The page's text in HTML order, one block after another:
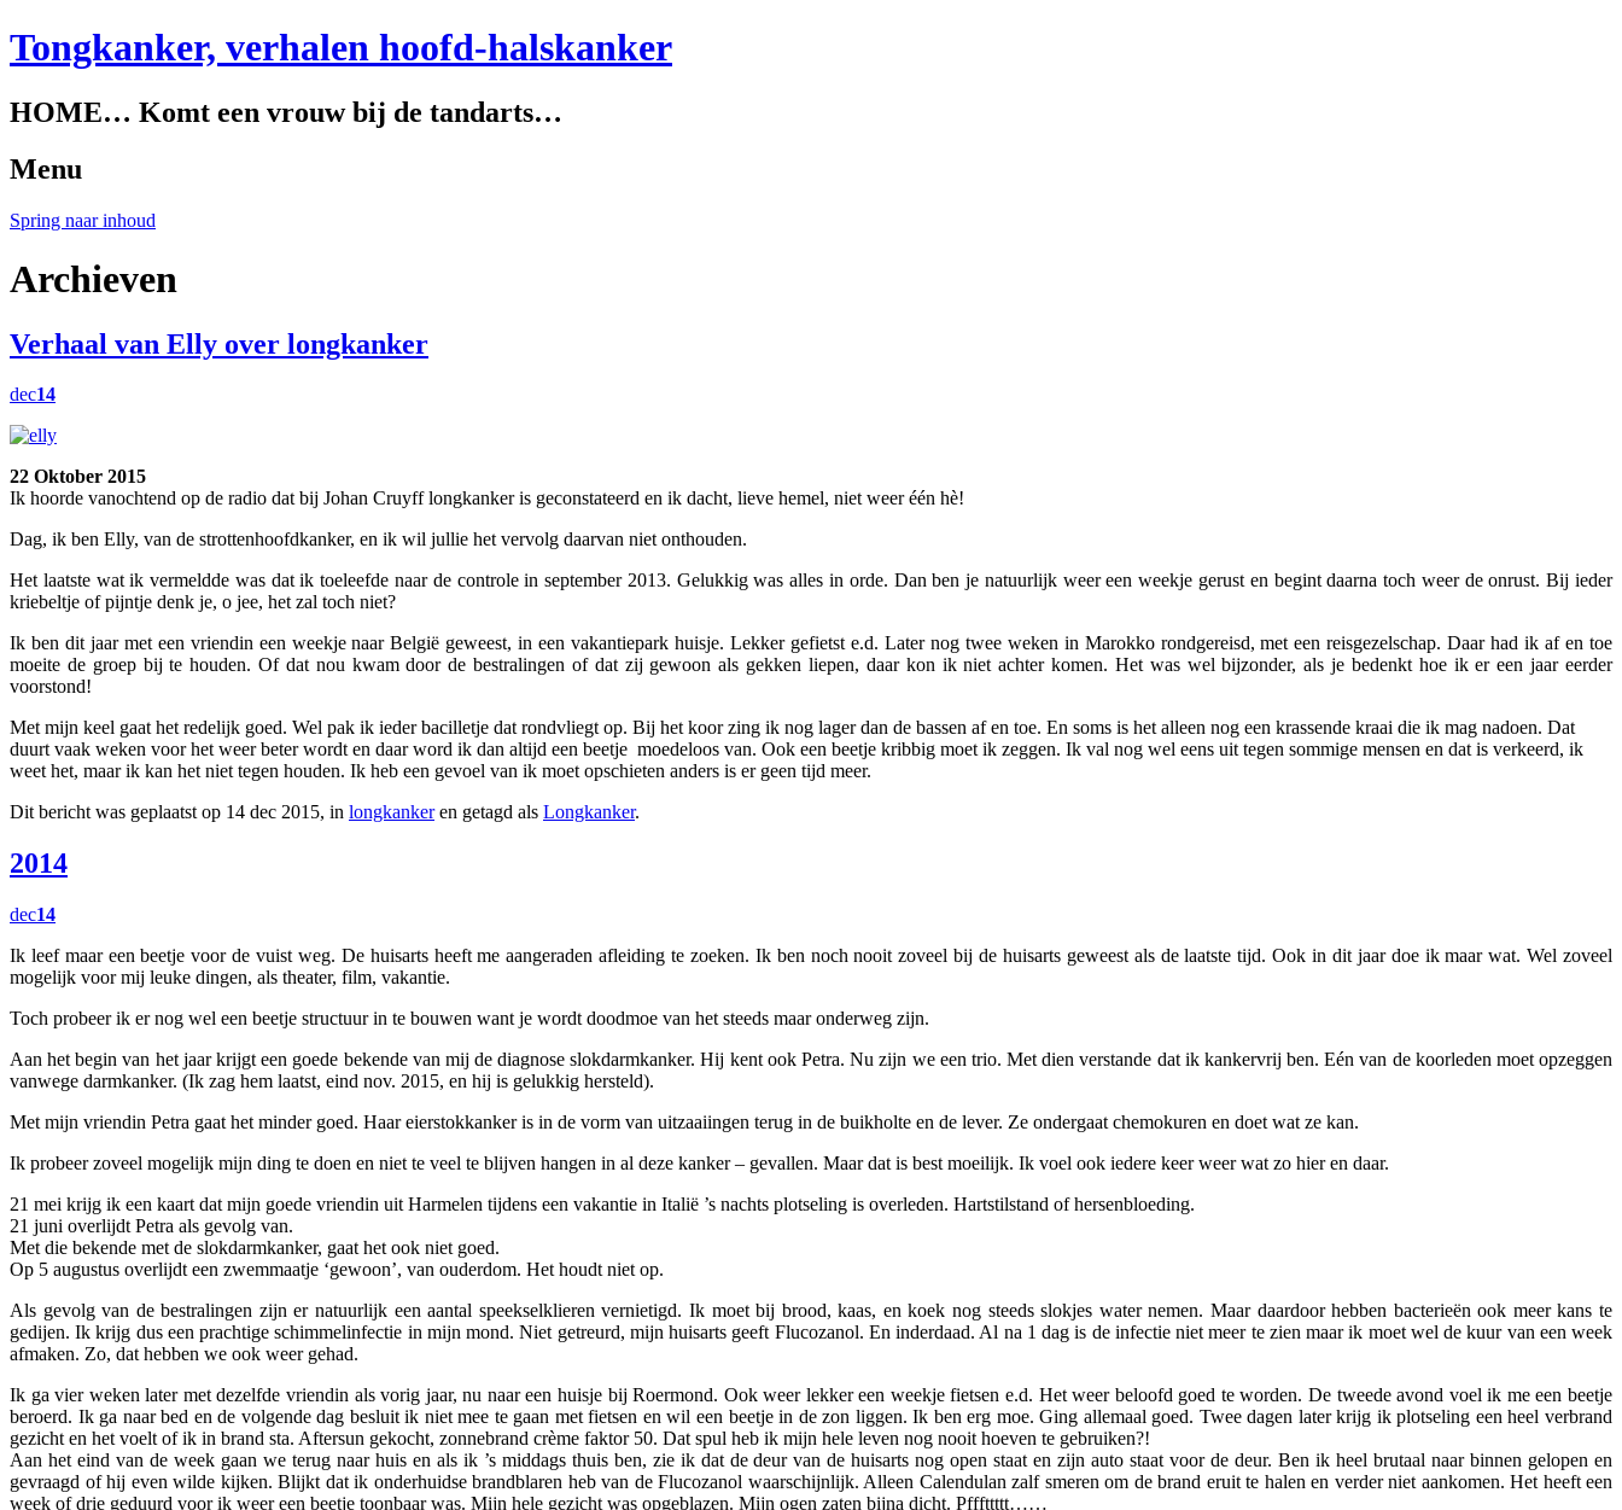
Tongkanker, verhalen hoofd-halskanker
HOME… Komt een vrouw bij de tandarts…
Menu
Spring naar inhoud
Archieven
Verhaal van Elly over longkanker
dec14
22 Oktober 2015
Ik hoorde vanochtend op de radio dat bij Johan Cruyff longkanker is geconstateerd en ik dacht, lieve hemel, niet weer één hè!
Dag, ik ben Elly, van de strottenhoofdkanker, en ik wil jullie het vervolg daarvan niet onthouden.
Het laatste wat ik vermeldde was dat ik toeleefde naar de controle in september 2013. Gelukkig was alles in orde. Dan ben je natuurlijk weer een weekje gerust en begint daarna toch weer de onrust. Bij ieder
kriebeltje of pijntje denk je, o jee, het zal toch niet?
Ik ben dit jaar met een vriendin een weekje naar België geweest, in een vakantiepark huisje. Lekker gefietst e.d. Later nog twee weken in Marokko rondgereisd, met een reisgezelschap. Daar had ik af en toe
moeite de groep bij te houden. Of dat nou kwam door de bestralingen of dat zij gewoon als gekken liepen, daar kon ik niet achter komen. Het was wel bijzonder, als je bedenkt hoe ik er een jaar eerder
voorstond!
Met mijn keel gaat het redelijk goed. Wel pak ik ieder bacilletje dat rondvliegt op. Bij het koor zing ik nog lager dan de bassen af en toe. En soms is het alleen nog een krassende kraai die ik mag nadoen. Dat
duurt vaak weken voor het weer beter wordt en daar word ik dan altijd een beetje moedeloos van. Ook een beetje kribbig moet ik zeggen. Ik val nog wel eens uit tegen sommige mensen en dat is verkeerd, ik
weet het, maar ik kan het niet tegen houden. Ik heb een gevoel van ik moet opschieten anders is er geen tijd meer.
Dit bericht was geplaatst op 14 dec 2015, in longkankeren getagd als Longkanker.
2014
dec14
Ik leef maar een beetje voor de vuist weg. De huisarts heeft me aangeraden afleiding te zoeken. Ik ben noch nooit zoveel bij de huisarts geweest als de laatste tijd. Ook in dit jaar doe ik maar wat. Wel zoveel
mogelijk voor mij leuke dingen, als theater, film, vakantie.
Toch probeer ik er nog wel een beetje structuur in te bouwen want je wordt doodmoe van het steeds maar onderweg zijn.
Aan het begin van het jaar krijgt een goede bekende van mij de diagnose slokdarmkanker. Hij kent ook Petra. Nu zijn we een trio. Met dien verstande dat ik kankervrij ben. Eén van de koorleden moet opzeggen
vanwege darmkanker. (Ik zag hem laatst, eind nov. 2015, en hij is gelukkig hersteld).
Met mijn vriendin Petra gaat het minder goed. Haar eierstokkanker is in de vorm van uitzaaiingen terug in de buikholte en de lever. Ze ondergaat chemokuren en doet wat ze kan.
Ik probeer zoveel mogelijk mijn ding te doen en niet te veel te blijven hangen in al deze kanker – gevallen. Maar dat is best moeilijk. Ik voel ook iedere keer weer wat zo hier en daar.
21 mei krijg ik een kaart dat mijn goede vriendin uit Harmelen tijdens een vakantie in Italië ’s nachts plotseling is overleden. Hartstilstand of hersenbloeding.
21 juni overlijdt Petra als gevolg van.
Met die bekende met de slokdarmkanker, gaat het ook niet goed.
Op 5 augustus overlijdt een zwemmaatje ‘gewoon’, van ouderdom. Het houdt niet op.
Als gevolg van de bestralingen zijn er natuurlijk een aantal speekselklieren vernietigd. Ik moet bij brood, kaas, en koek nog steeds slokjes water nemen. Maar daardoor hebben bacterieën ook meer kans te
gedijen. Ik krijg dus een prachtige schimmelinfectie in mijn mond. Niet getreurd, mijn huisarts geeft Flucozanol. En inderdaad. Al na 1 dag is de infectie niet meer te zien maar ik moet wel de kuur van een week
afmaken. Zo, dat hebben we ook weer gehad.
Ik ga vier weken later met dezelfde vriendin als vorig jaar, nu naar een huisje bij Roermond. Ook weer lekker een weekje fietsen e.d. Het weer beloofd goed te worden. De tweede avond voel ik me een beetje
beroerd. Ik ga naar bed en de volgende dag besluit ik niet mee te gaan met fietsen en wil een beetje in de zon liggen. Ik ben erg moe. Ging allemaal goed. Twee dagen later krijg ik plotseling een heel verbrand
gezicht en het voelt of ik in brand sta. Aftersun gekocht, zonnebrand crème faktor 50. Dat spul heb ik mijn hele leven nog nooit hoeven te gebruiken?!
Aan het eind van de week gaan we terug naar huis en als ik ’s middags thuis ben, zie ik dat de deur van de huisarts nog open staat en zijn auto staat voor de deur. Ben ik heel brutaal naar binnen gelopen en
gevraagd of hij even wilde kijken. Blijkt dat ik onderhuidse brandblaren heb van de Flucozanol waarschijnlijk. Alleen Calendulan zalf smeren om de brand eruit te halen en verder niet aankomen. Het heeft een
week of drie geduurd voor ik weer een beetje toonbaar was. Mijn hele gezicht was opgeblazen. Mijn ogen zaten bijna dicht. Pfffttttt……